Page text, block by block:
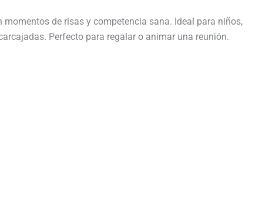
de risas y competencia sana. Ideal para niños,
Perfecto para regalar o animar una reunión.